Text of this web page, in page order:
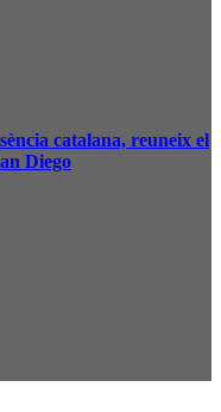
catalana, reuneix el
Diego